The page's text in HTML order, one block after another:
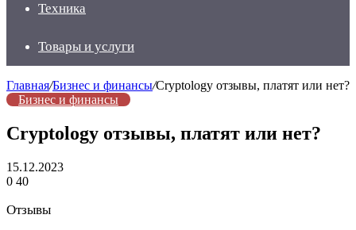
Техника
Товары и услуги
Главная/Бизнес и финансы/Cryptology отзывы, платят или нет?
Бизнес и финансы
Cryptology отзывы, платят или нет?
15.12.2023
0 40
Отзывы